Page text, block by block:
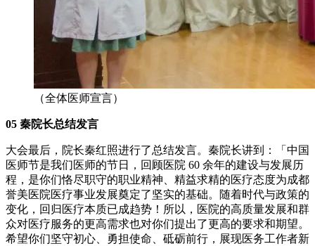
（全体医师宣言）
05 秦院长总结发言
大会最后，院长秦红照进行了总结发言。秦院长讲到：「中国
医师节是我们医师的节日，回顾医院 60 余年的建设与发展历
程，是你们恪尽职守的职业精神、精益求精的医疗态度为成都
誉美医院医疗事业发展奠定了坚实的基础。随着时代与政策的
变化，回归医疗本质已成趋势！所以，医院的高质量发展和群
众对医疗服务的更高需求也对你们提出了更高的要求和期望。
希望你们坚守初心、勇担使命、砥砺前行，展现医务工作者新